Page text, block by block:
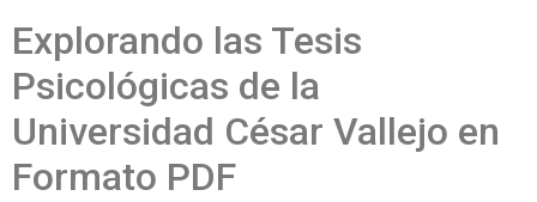
Explorando las Tesis
Psicológicas de la
Universidad César Vallejo en
Formato PDF